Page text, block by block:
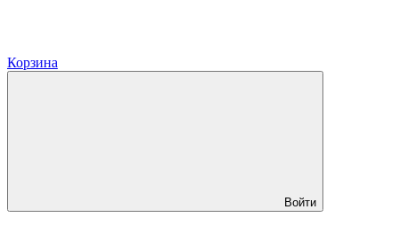
Корзина
Войти